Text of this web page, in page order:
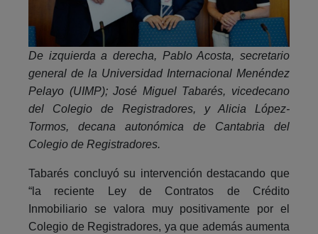
De izquierda a derecha, Pablo Acosta, secretario
general de la Universidad Internacional Menéndez
Pelayo (UIMP); José Miguel Tabarés, vicedecano
del Colegio de Registradores, yAlicia López-
Tormos, decana autonómica de Cantabria del
Colegio de Registradores.
Tabarés concluyó su intervención destacando que
“la reciente Ley de Contratos de Crédito
Inmobiliario se valora muy positivamente por el
Colegio de Registradores, ya que además aumenta